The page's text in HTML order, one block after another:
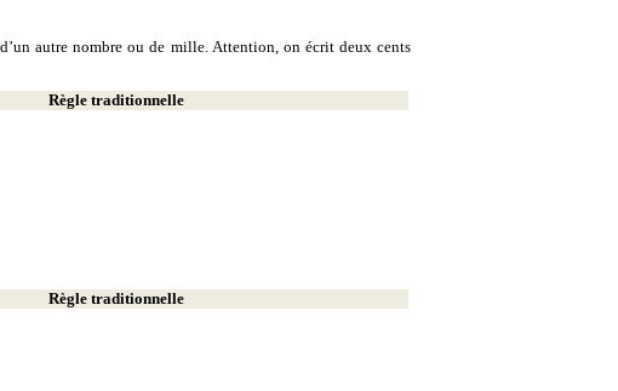
autre nombre ou de mille. Attention, on écrit deux cents
Règle traditionnelle
Règle traditionnelle